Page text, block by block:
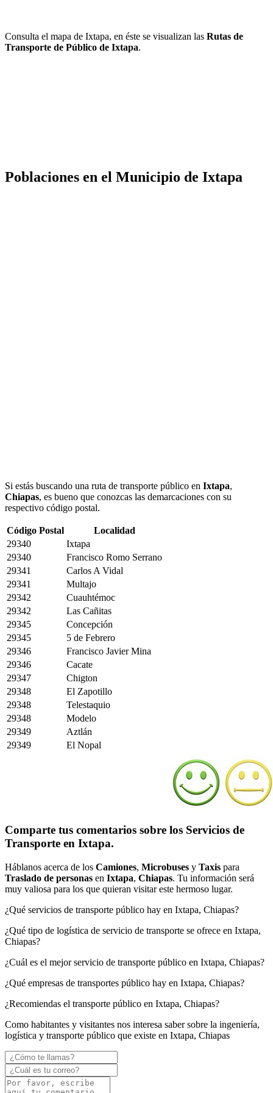
Consulta el mapa de Ixtapa, en éste se visualizan las Rutas de
Transporte de Público de Ixtapa.
Poblaciones en el Municipio de Ixtapa
Si estás buscando una ruta de transporte público en Ixtapa,
Chiapas, es bueno que conozcas las demarcaciones con su
respectivo código postal.
Código Postal
Localidad
29340
Ixtapa
29340
Francisco Romo Serrano
29341
Carlos A Vidal
29341
Multajo
29342
Cuauhtémoc
29342
Las Cañitas
29345
Concepción
29345
5 de Febrero
29346
Francisco Javier Mina
29346
Cacate
29347
Chigton
29348
El Zapotillo
29348
Telestaquio
29348
Modelo
29349
Aztlán
29349
El Nopal
Comparte tus comentarios sobre los Servicios de
Transporte en Ixtapa.
Háblanos acerca de los Camiones, Microbuses y Taxis para
Traslado de personas en Ixtapa, Chiapas. Tu información será
muy valiosa para los que quieran visitar este hermoso lugar.
¿Qué servicios de transporte público hay en Ixtapa, Chiapas?
¿Qué tipo de logística de servicio de transporte se ofrece en Ixtapa,
Chiapas?
¿Cuál es el mejor servicio de transporte público en Ixtapa, Chiapas?
¿Qué empresas de transportes público hay en Ixtapa, Chiapas?
¿Recomiendas el transporte público en Ixtapa, Chiapas?
Como habitantes y visitantes nos interesa saber sobre la ingeniería,
logística y transporte público que existe en Ixtapa, Chiapas